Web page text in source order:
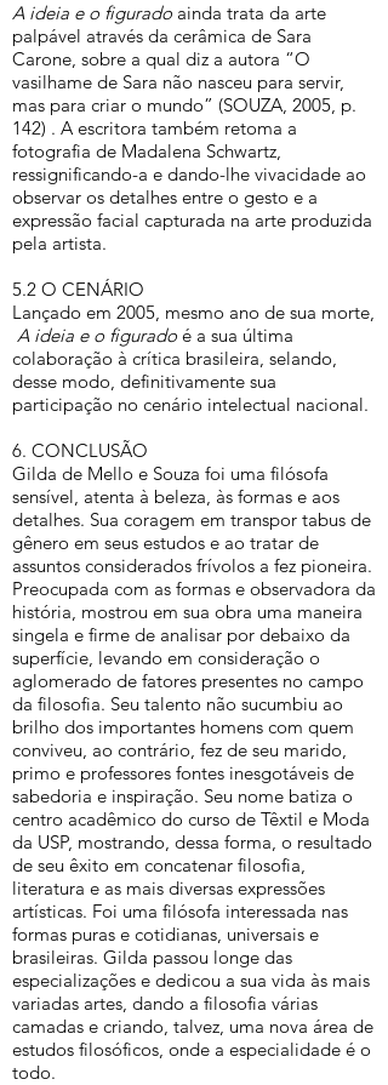
A ideia e o figurado ainda trata da arte
palpável através da cerâmica de Sara
Carone, sobre a qual diz a autora “O
vasilhame de Sara não nasceu para servir,
mas para criar o mundo” (SOUZA, 2005, p.
142) . A escritora também retoma a
fotografia de Madalena Schwartz,
ressignificando-a e dando-lhe vivacidade ao
observar os detalhes entre o gesto e a
expressão facial capturada na arte produzida
pela artista.
5.2 O CENÁRIO
Lançado em 2005, mesmo ano de sua morte,
A ideia e o figurado é a sua última
colaboração à crítica brasileira, selando,
desse modo, definitivamente sua
participação no cenário intelectual nacional.
6. CONCLUSÃO
Gilda de Mello e Souza foi uma filósofa
sensível, atenta à beleza, às formas e aos
detalhes. Sua coragem em transpor tabus de
gênero em seus estudos e ao tratar de
assuntos considerados frívolos a fez pioneira.
Preocupada com as formas e observadora da
história, mostrou em sua obra uma maneira
singela e firme de analisar por debaixo da
superfície, levando em consideração o
aglomerado de fatores presentes no campo
da filosofia. Seu talento não sucumbiu ao
brilho dos importantes homens com quem
conviveu, ao contrário, fez de seu marido,
primo e professores fontes inesgotáveis de
sabedoria e inspiração. Seu nome batiza o
centro acadêmico do curso de Têxtil e Moda
da USP, mostrando, dessa forma, o resultado
de seu êxito em concatenar filosofia,
literatura e as mais diversas expressões
artísticas. Foi uma filósofa interessada nas
formas puras e cotidianas, universais e
brasileiras. Gilda passou longe das
especializações e dedicou a sua vida às mais
variadas artes, dando a filosofia várias
camadas e criando, talvez, uma nova área de
estudos filosóficos, onde a especialidade é o
todo.